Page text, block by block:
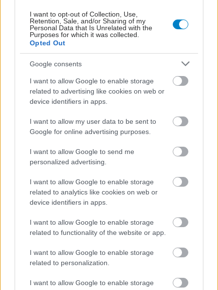
I want to opt-out of Collection, Use,
Retention, Sale, and/or Sharing of my
Personal Data that Is Unrelated with the
Purposes for which it was collected.
Opted Out
Google consents
I want to allow Google to enable storage
related to advertising like cookies on web or
device identifiers in apps.
I want to allow my user data to be sent to
Google for online advertising purposes.
I want to allow Google to send me
personalized advertising.
I want to allow Google to enable storage
related to analytics like cookies on web or
device identifiers in apps.
I want to allow Google to enable storage
related to functionality of the website or app.
I want to allow Google to enable storage
related to personalization.
I want to allow Google to enable storage
ΔΕΙΤΕ ΕΠΙΣΗΣ